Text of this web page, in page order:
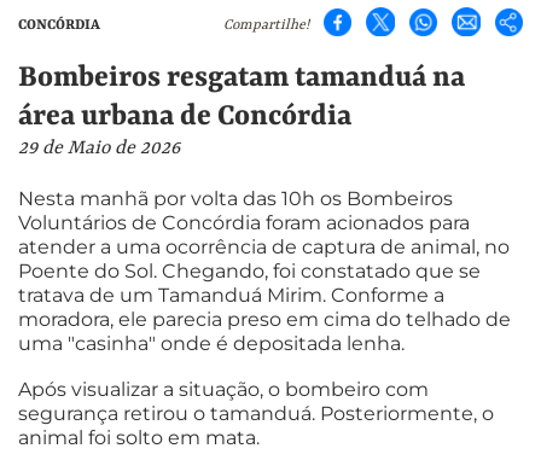
CONCÓRDIA Compartilhe!
Bombeiros resgatam tamanduá na
área urbana de Concórdia
29 de Maio de 2026
Nesta manhã por volta das 10h os Bombeiros
Voluntários de Concórdia foram acionados para
atender a uma ocorrência de captura de animal, no
Poente do Sol. Chegando, foi constatado que se
tratava de um Tamanduá Mirim. Conforme a
moradora, ele parecia preso em cima do telhado de
uma "casinha" onde é depositada lenha.
Após visualizar a situação, o bombeiro com
segurança retirou o tamanduá. Posteriormente, o
animal foi solto em mata.